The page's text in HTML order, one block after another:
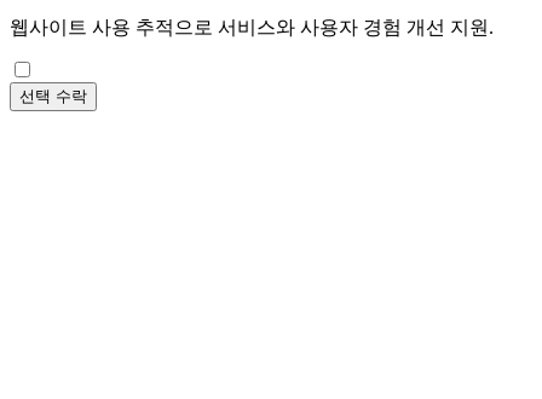
웹사이트 사용 추적으로 서비스와 사용자 경험 개선 지원.
선택 수락